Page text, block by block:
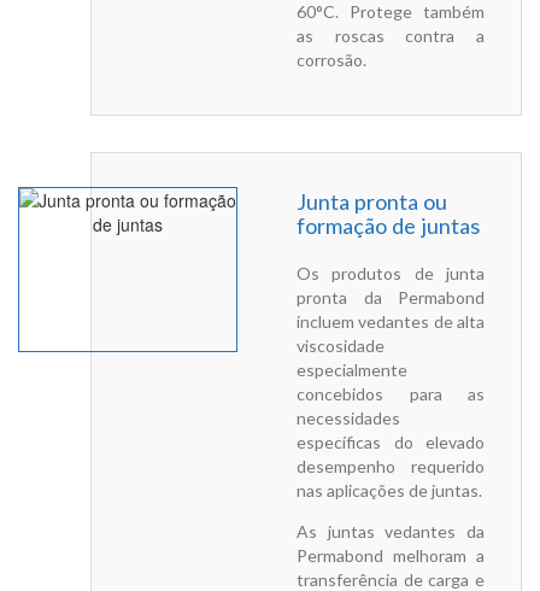
60°C. Protege também
as roscas contra a
corrosão.
Junta pronta ou
formação de juntas
Os produtos de junta
pronta da Permabond
incluem vedantes de alta
viscosidade
especialmente
concebidos para as
necessidades
específicas do elevado
desempenho requerido
nas aplicações de juntas.
As juntas vedantes da
Permabond melhoram a
transferência de carga e